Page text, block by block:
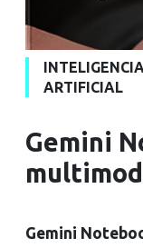
INTELIGENCIA
ARTIFICIAL
Gemini
Gemini